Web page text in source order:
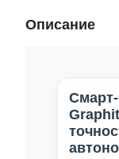
Описание